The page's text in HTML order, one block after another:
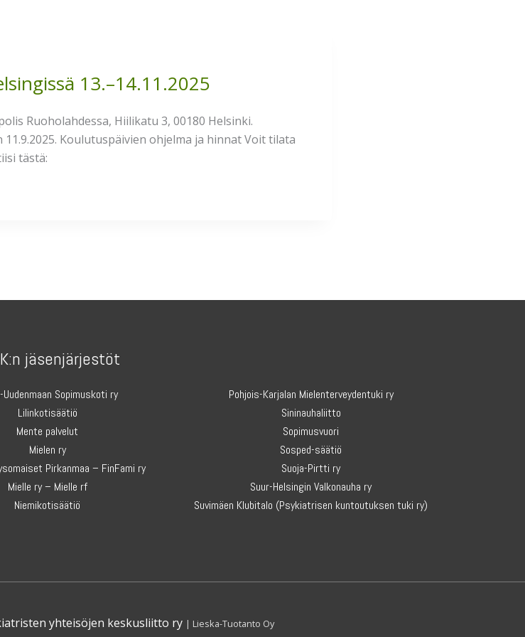
13.–14.11.2025
Ruoholahdessa, Hiilikatu 3, 00180 Helsinki.
Koulutuspäivien ohjelma ja hinnat Voit tilata
tästä:
jäsenjärjestöt
Uudenmaan Sopimuskoti ry
Lilinkotisäätiö
Mente palvelut
Mielen ry
Pirkanmaa – FinFami ry
Mielle ry – Mielle rf
Niemikotisäätiö
Pohjois-Karjalan Mielenterveydentuki ry
Sininauhaliitto
Sopimusvuori
Sosped-säätiö
Suoja-Pirtti ry
Suur-Helsingin Valkonauha ry
Suvimäen Klubitalo (Psykiatrisen kuntoutuksen tuki ry)
yhteisöjen keskusliitto ry | Lieska-Tuotanto Oy